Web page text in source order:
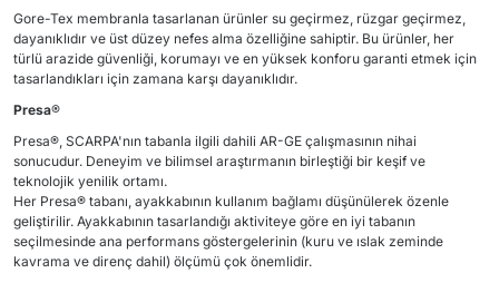
Gore-Tex membranla tasarlanan ürünler su geçirmez, rüzgar geçirmez,
dayanıklıdır ve üst düzey nefes alma özelliğine sahiptir. Bu ürünler, her
türlü arazide güvenliği, korumayı ve en yüksek konforu garanti etmek için
tasarlandıkları için zamana karşı dayanıklıdır.
Presa®
Presa®, SCARPA'nın tabanla ilgili dahili AR-GE çalışmasının nihai
sonucudur. Deneyim ve bilimsel araştırmanın birleştiği bir keşif ve
teknolojik yenilik ortamı.
Her Presa® tabanı, ayakkabının kullanım bağlamı düşünülerek özenle
geliştirilir. Ayakkabının tasarlandığı aktiviteye göre en iyi tabanın
seçilmesinde ana performans göstergelerinin (kuru ve ıslak zeminde
kavrama ve direnç dahil) ölçümü çok önemlidir.